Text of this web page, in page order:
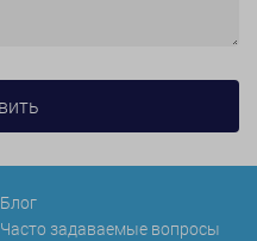
Блог
Часто задаваемые вопросы